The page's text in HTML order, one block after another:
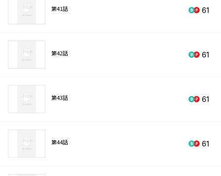
第41話 61
第42話 61
第43話 61
第44話 61